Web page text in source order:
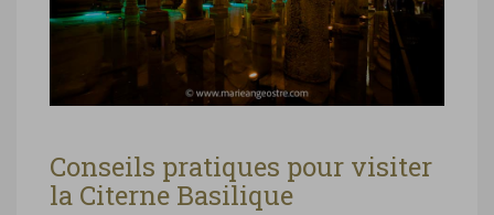
Turquie, Citerne Basilique Istanbul
Turquie, Citerne Basilique Istanbul ©
Marie-Ange Ostré
Turquie, Citerne Basilique Istanbul ©
Marie-Ange Ostré
Conseils pratiques pour visiter
la Citerne Basilique